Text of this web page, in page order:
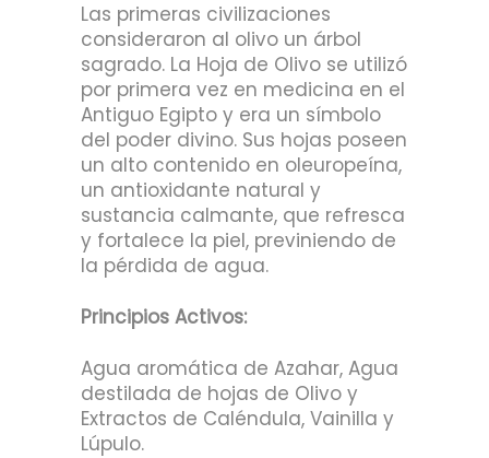
Las primeras civilizaciones
consideraron al olivo un árbol
sagrado. La Hoja de Olivo se utilizó
por primera vez en medicina en el
Antiguo Egipto y era un símbolo
del poder divino. Sus hojas poseen
un alto contenido en oleuropeína,
un antioxidante natural y
sustancia calmante, que refresca
y fortalece la piel, previniendo de
la pérdida de agua.
Principios Activos:
Agua aromática de Azahar, Agua
destilada de hojas de Olivo y
Extractos de Caléndula, Vainilla y
Lúpulo.